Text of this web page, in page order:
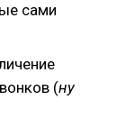
сами
(ну